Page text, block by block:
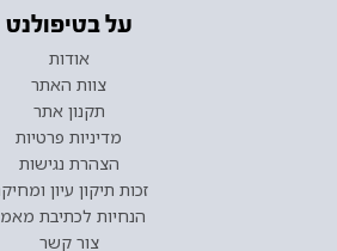
על בטיפולנט
אודות
צוות האתר
תקנון אתר
מדיניות פרטיות
הצהרת נגישות
זכות תיקון עיון
הנחיות לכתיבת
צור קשר